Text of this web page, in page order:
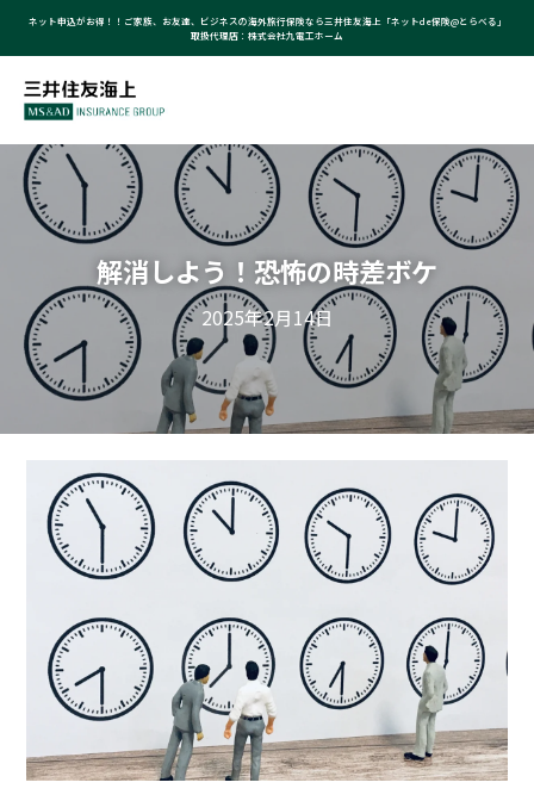
ネット申込がお得！！ご家族、お友達、ビジネスの海外旅行保険なら三井住友海上「ネットde保険@とらべる」
取扱代理店：株式会社九電工ホーム
解消しよう！恐怖の時差ボケ
2025年2月14日